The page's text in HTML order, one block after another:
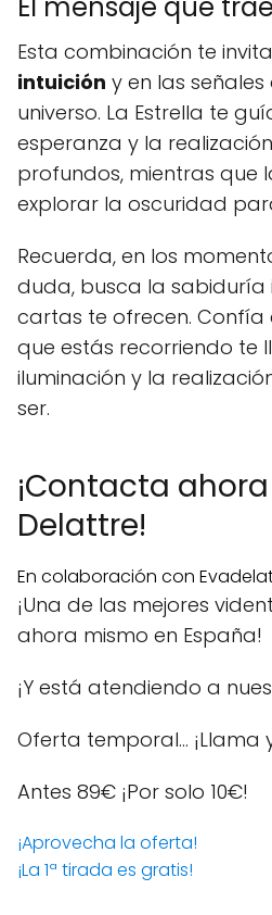
Esta combinación te
intuición y en las
universo. La Estrella te
esperanza y la
profundos, mientras que
explorar la oscuridad
Recuerda, en los
duda, busca la sabiduría
cartas te ofrecen. Confía
que estás recorriendo te
iluminación y la
ser.
¡Contacta
Delattre!
En colaboración con
¡Una de las mejores
ahora mismo en España!
¡Y está atendiendo a
Oferta temporal… ¡Llama
Antes 89€ ¡Por solo 10€!
¡Aprovecha la oferta!
¡La 1ª tirada es gratis!